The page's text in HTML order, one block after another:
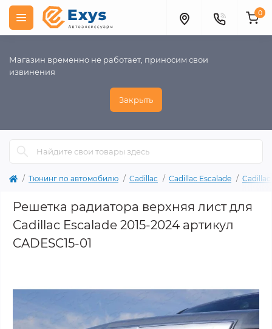
Магазин временно не работает, приносим свои
извинения
Закрыть
0
Тюнинг по автомобилю Cadillac Cadillac Escalade Cadillac
Решетка радиатора верхняя лист для
Cadillac Escalade 2015-2024 артикул
CADESC15-01